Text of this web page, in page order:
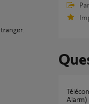
Télécommande multi-application (IO + Home
Alarm)